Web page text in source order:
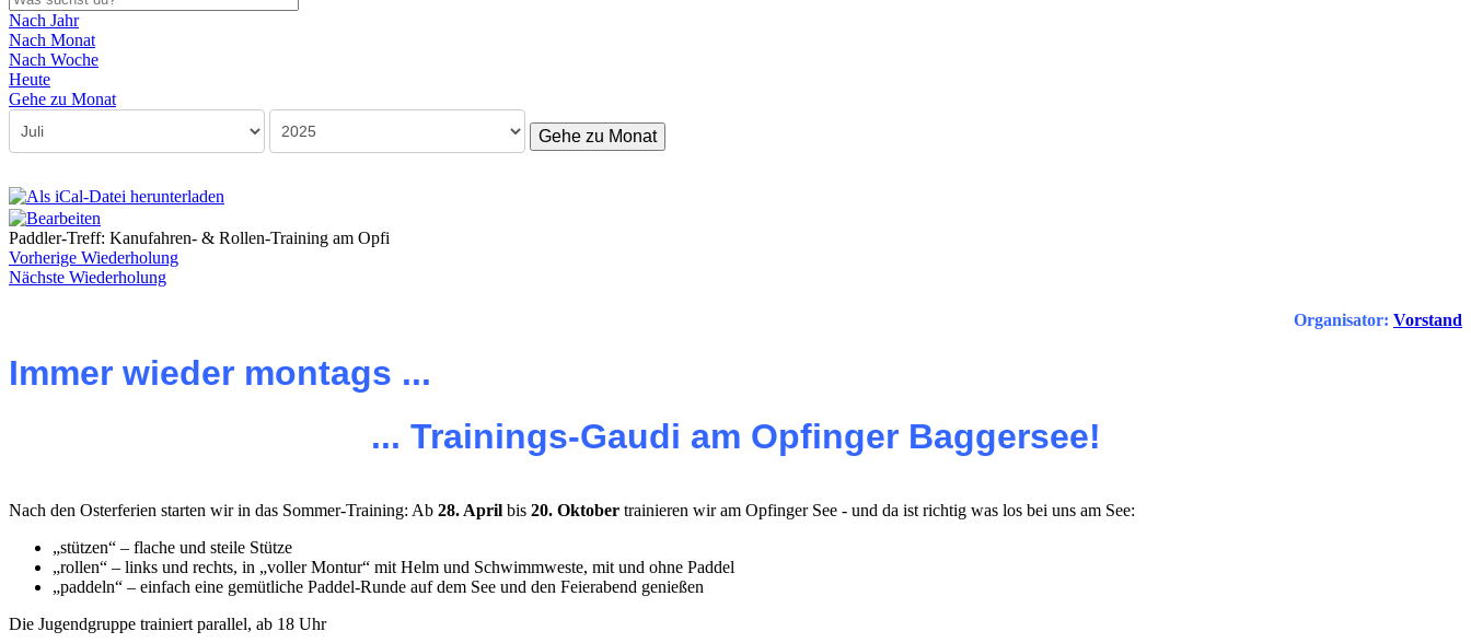
Nach Jahr
Nach Monat
Nach Woche
Heute
Gehe zu Monat
Gehe zu Monat
Paddler-Treff: Kanufahren- & Rollen-Training am Opfi
Vorherige Wiederholung
Nächste Wiederholung
Organisator: Vorstand
Immer wieder montags ...
... Trainings-Gaudi am Opfinger Baggersee!
Nach den Osterferien starten wir in das Sommer-Training: Ab 28. April bis 20. Oktober trainieren wir am Opfinger See - und da ist richtig was los bei uns am See:
„stützen“ – flache und steile Stütze
„rollen“ – links und rechts, in „voller Montur“ mit Helm und Schwimmweste, mit und ohne Paddel
„paddeln“ – einfach eine gemütliche Paddel-Runde auf dem See und den Feierabend genießen
Die Jugendgruppe trainiert parallel, ab 18 Uhr